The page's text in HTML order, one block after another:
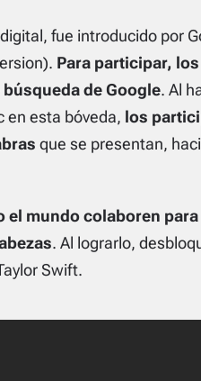
fue introducido por
Para participar,
de Google. Al
en esta bóveda, los
que se presentan,
el mundo colaboren
. Al lograrlo,
Swift.